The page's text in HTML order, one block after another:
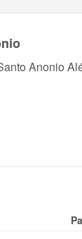
Anonio